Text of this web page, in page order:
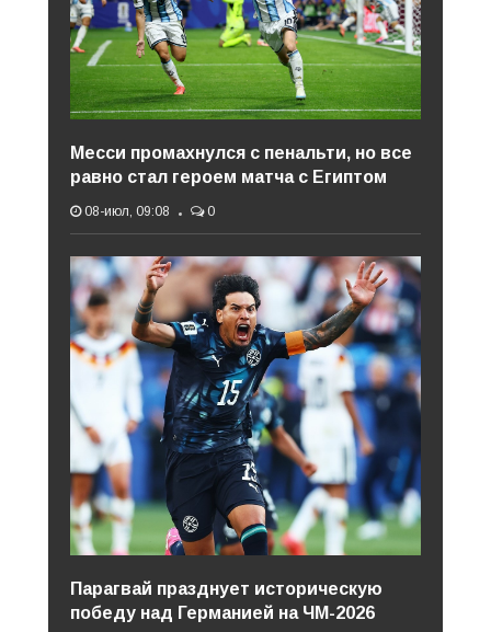
Месси промахнулся с пенальти, но все
равно стал героем матча с Египтом
08-июл, 09:08 0
Парагвай празднует историческую
победу над Германией на ЧМ-2026